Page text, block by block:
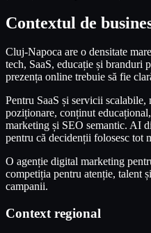
Contextul de
Cluj-Napoca are o densitate
tech, SaaS, educație și branduri
prezența online trebuie să fie
Pentru SaaS și servicii
poziționare, conținut
marketing și SEO semantic. AI
pentru că decidenții folosesc tot
O agenție digital marketing
competiția pentru atenție, talent
campanii.
Context regional